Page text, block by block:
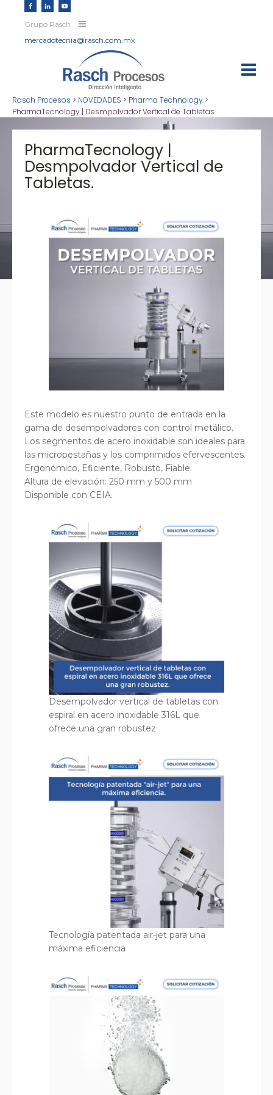
Grupo Rasch
mercadotecnia@rasch.com.mx
Rasch Procesos > NOVEDADES > Pharma Technology >
PharmaTecnology | Desmpolvador Vertical de Tabletas.
PharmaTecnology |
Desmpolvador Vertical de
Tabletas.
Este modelo es nuestro punto de entrada en la
gama de desempolvadores con control metálico.
Los segmentos de acero inoxidable son ideales para
las micropestañas y los comprimidos efervescentes.
Ergonómico, Eficiente, Robusto, Fiable.
Altura de elevación: 250 mm y 500 mm
Disponible con CEIA.
Desempolvador vertical de tabletas con
espiral en acero inoxidable 316L que
ofrece una gran robustez
Tecnología patentada air-jet para una
máxima eficiencia